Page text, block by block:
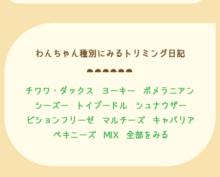
わんちゃん種別にみるトリミング日記
チワワ・ダックス ヨーキー
ポメラニアン
シーズー
トイプードル
シュナウザー
ビションフリーゼ
マルチーズ
キャバリア
ペキニーズ
MIX 全部をみる